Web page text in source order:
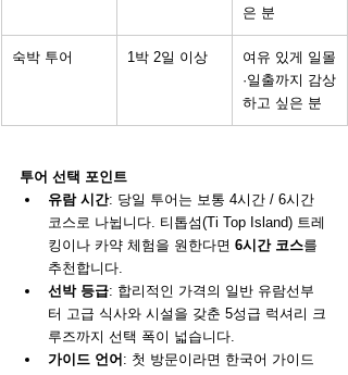
은 분
숙박 투어 1박 2일 이상
여유 있게 일몰
·일출까지 감상
하고 싶은 분
투어 선택 포인트
유람 시간: 당일 투어는 보통 4시간 / 6시간
코스로 나뉩니다. 티톱섬(Ti Top Island) 트레
킹이나 카약 체험을 원한다면 6시간 코스를
추천합니다.
선박 등급: 합리적인 가격의 일반 유람선부
터 고급 식사와 시설을 갖춘 5성급 럭셔리 크
루즈까지 선택 폭이 넓습니다.
가이드 언어 : 첫 방문이라면 한국어 가이드